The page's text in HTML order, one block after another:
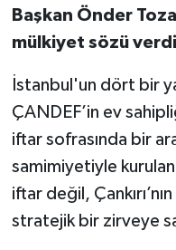
Başkan Önder
mülkiyet sözü
İstanbul'un dört bir
ÇANDEF’in ev
iftar sofrasında bir
samimiyetiyle
iftar değil,
stratejik bir zirveye